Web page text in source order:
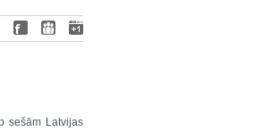
sešām Latvijas